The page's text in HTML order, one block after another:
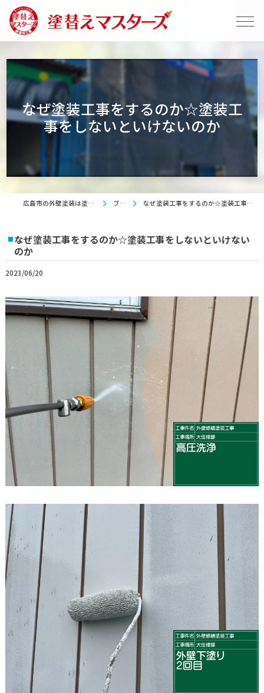
なぜ塗装工事をするのか☆塗装工
事をしないといけないのか
広島市の外壁塗装は塗替えマスターズ ブログ なぜ塗装工事をするのか☆塗装工事をしないといけないのか
なぜ塗装工事をするのか☆塗装工事をしないといけない
のか
2023/06/20